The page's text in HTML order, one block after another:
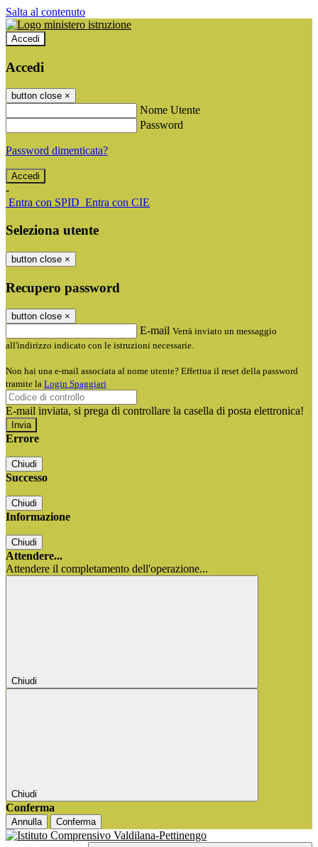
Salta al contenuto
Accedi
Accedi
button close ×
Nome Utente
Password
Password dimenticata?
-
Entra con SPID Entra con CIE
Seleziona utente
button close ×
Recupero password
button close ×
E-mail Verrà inviato un messaggio
all'indirizzo indicato con le istruzioni necessarie.
Non hai una e-mail associata al nome utente? Effettua il reset della password
tramite la Login Spaggiari
E-mail inviata, si prega di controllare la casella di posta elettronica!
Errore
Chiudi
Successo
Chiudi
Informazione
Chiudi
Attendere...
Attendere il completamento dell'operazione...
Chiudi
Chiudi
Conferma
Annulla Conferma